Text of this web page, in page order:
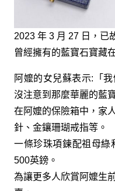
2023 年 3 月 27 日，已
曾經擁有的藍寶石寶藏
阿嬤的女兒蘇表示:「
沒注意到那麼華麗的藍
在阿嬤的保險箱中，家
針、金鑲珊瑚戒指等。
一條珍珠項鍊配祖母綠
500英鎊。
為讓更多人欣賞阿嬤生